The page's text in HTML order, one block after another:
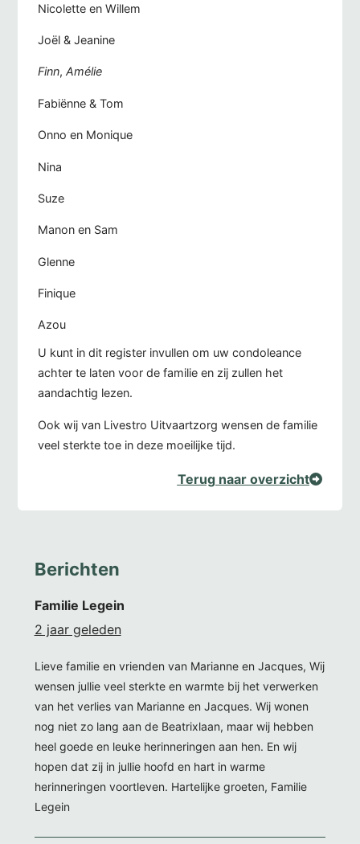
Nicolette en Willem
Joël & Jeanine
Finn,Amélie
Fabiënne & Tom
Onno en Monique
Nina
Suze
Manon en Sam
Glenne
Finique
Azou
U kunt in dit register invullen om uw condoleance
achter te laten voor de familie en zij zullen het
aandachtig lezen.
Ook wij van Livestro Uitvaartzorg wensen de familie
veel sterkte toe in deze moeilijke tijd.
Terug naar overzicht
Berichten
Familie Legein
2 jaar geleden
Lieve familie en vrienden van Marianne en Jacques, Wij
wensen jullie veel sterkte en warmte bij het verwerken
van het verlies van Marianne en Jacques. Wij wonen
nog niet zo lang aan de Beatrixlaan, maar wij hebben
heel goede en leuke herinneringen aan hen. En wij
hopen dat zij in jullie hoofd en hart in warme
herinneringen voortleven. Hartelijke groeten, Familie
Legein